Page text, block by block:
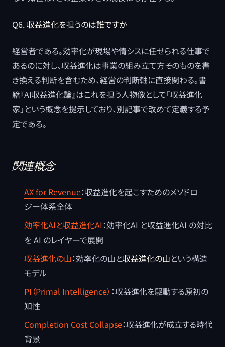
Q6. 収益進化を担うのは誰ですか
経営者である。効率化が現場や情シスに任せられる仕事で
あるのに対し、収益進化は事業の組み立て方そのものを書
き換える判断を含むため、経営の判断軸に直接関わる。書
籍『AI収益進化論』はこれを担う人物像として「収益進化
家」という概念を提示しており、別記事で改めて定義する予
定である。
関連概念
AX for Revenue：収益進化を起こすためのメソドロ
ジー体系全体
効率化AIと収益進化AI ：効率化AI と収益進化AI の対比
を AI のレイヤーで展開
収益進化の山：効率化の山と収益進化の山という構造
モデル
PI（Primal Intelligence） ：収益進化を駆動する原初の
知性
Completion Cost Collapse：収益進化が成立する時代
背景